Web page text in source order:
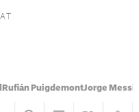
Rufián PuigdemontJorge Messi